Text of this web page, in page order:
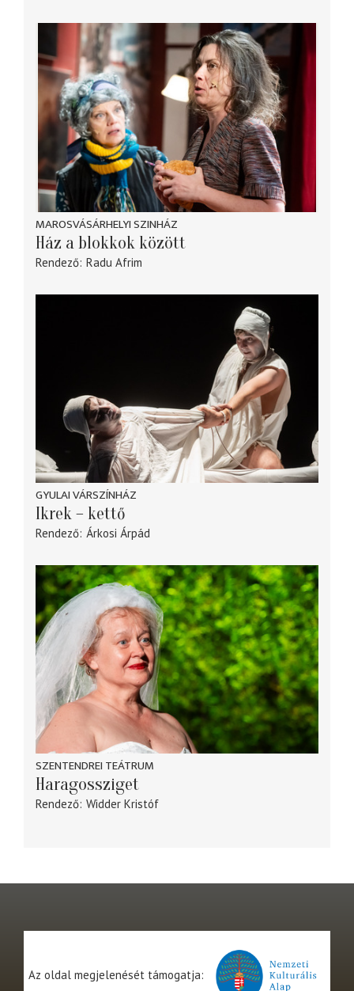
MAROSVÁSÁRHELYI SZINHÁZ
Ház a blokkok között
Rendező Radu Afrim
GYULAI VÁRSZÍNHÁZ
Ikrek – kettő
Rendező Árkosi Árpád
SZENTENDREI TEÁTRUM
Haragossziget
Rendező Widder Kristóf
Az oldal megjelenését támogatja: